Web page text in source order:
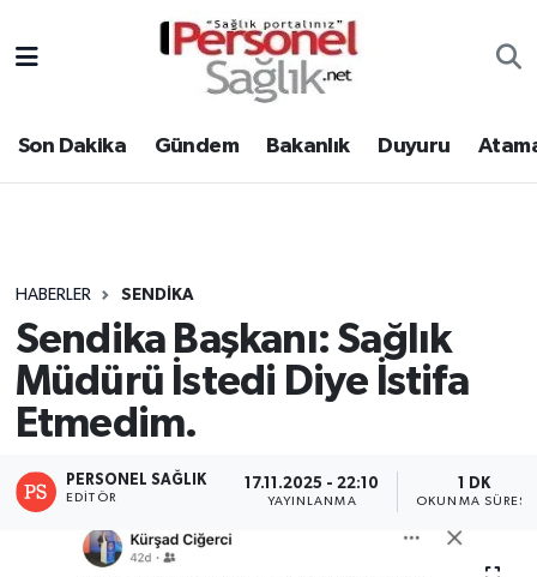
Son Dakika Gündem Bakanlık Duyuru
HABERLER SENDIKA
Sendika Başkanı: Sağlık
Müdürü İstedi Diye İstifa
Etmedim.
PERSONEL SAĞLIK
EDITÖR
17.11.2025 - 22:10
YAYINLANMA
1 DK
OKUNMA SÜRESI
Gündem
Atamalar
Mevzuat
Nöbetçi Eczaneler
Hava Durumu
Tüm Manşetler
Son Dakika Haberleri